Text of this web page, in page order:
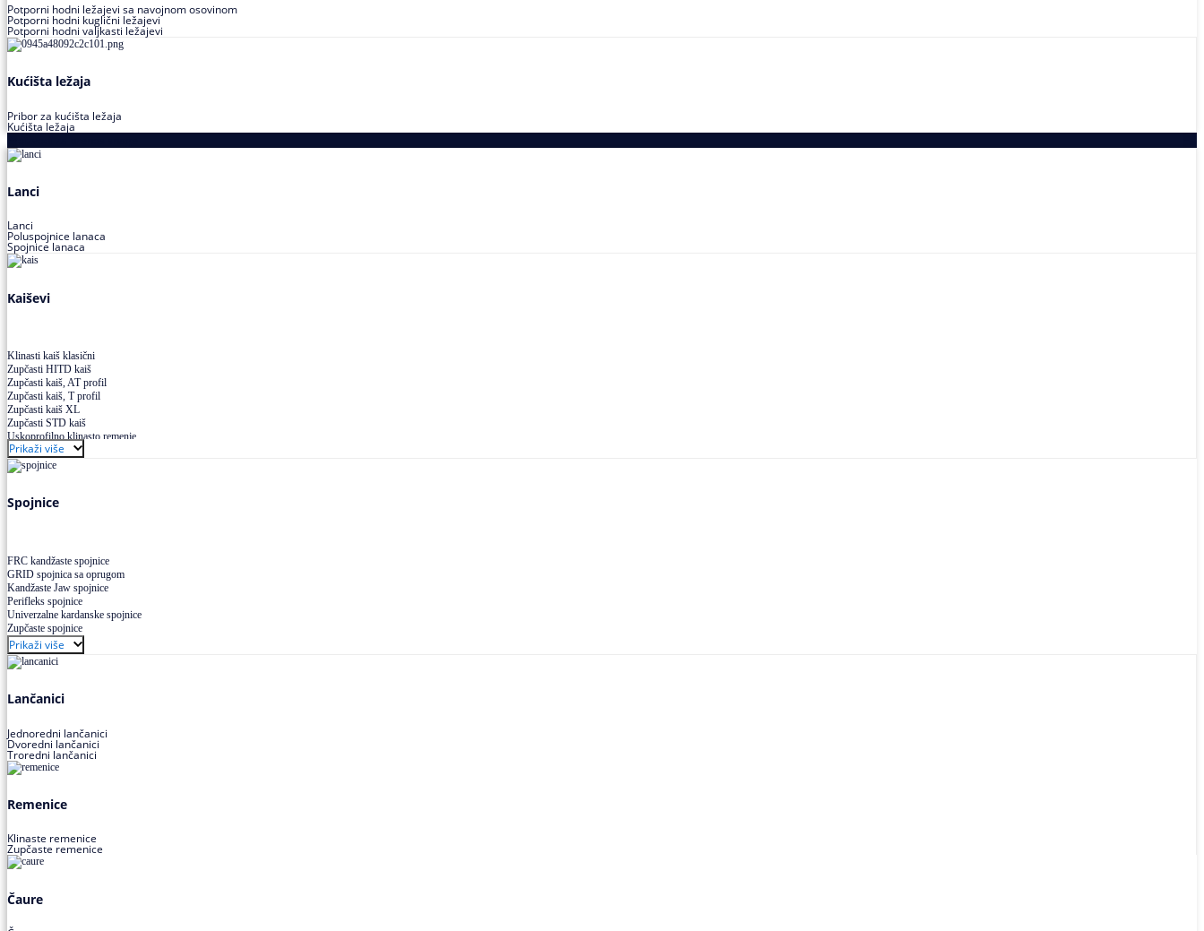
Potporni hodni ležajevi sa navojnom osovinom
Potporni hodni kuglični ležajevi
Potporni hodni valjkasti ležajevi
Kućišta ležaja
Pribor za kućišta ležaja
Kućišta ležaja
Lanci
Lanci
Poluspojnice lanaca
Spojnice lanaca
Kaiševi
Klinasti kaiš klasični
Zupčasti HITD kaiš
Zupčasti kaiš, AT profil
Zupčasti kaiš, T profil
Zupčasti kaiš XL
Zupčasti STD kaiš
Uskoprofilno klinasto remenje
Uskoprofilno klinasto remenje spojeno
Uskoprofilno klinasto remenje XP extra power
Višekanalno remenje PJ,PK
Prikaži više
Spojnice
FRC kandžaste spojnice
GRID spojnica sa oprugom
Kandžaste Jaw spojnice
Perifleks spojnice
Univerzalne kardanske spojnice
Zupčaste spojnice
Prikaži više
Lančanici
Jednoredni lančanici
Dvoredni lančanici
Troredni lančanici
Remenice
Klinaste remenice
Zupčaste remenice
Čaure